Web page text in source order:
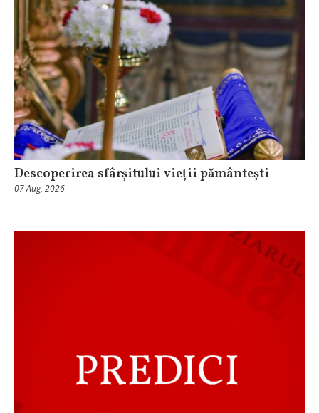
Descoperirea sfârșitului vieții pământești
07 Aug, 2026